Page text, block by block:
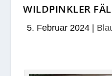
WILDPINKLER
5. Februar 2024